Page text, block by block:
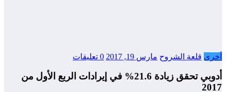
قلعة الشروح مارس 19, 2017 0 تعليقات
أدوبي تحقق زيادة 21.6% في إيرادات الربع الأول من